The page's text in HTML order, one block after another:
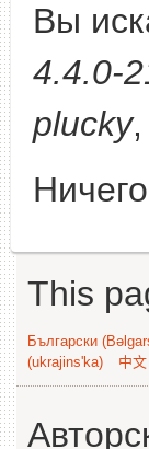
Вы
4.4.0-
plucky
This
Български
(ukrajins'ka)
中